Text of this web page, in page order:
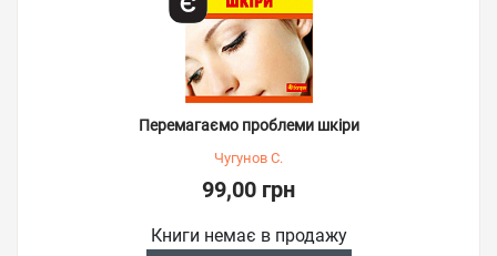
Перемагаємо проблеми шкіри
Чугунов С.
99,00 грн
Книги немає в продажу